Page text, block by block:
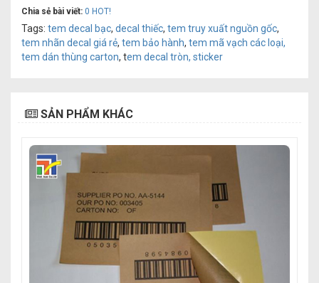
Chia sẻ bài viết: 0 HOT!
Tags: tem decal bạc, decal thiếc, tem truy xuất nguồn gốc,
tem nhãn decal giá rẻ, tem bảo hành, tem mã vạch các loại,
tem dán thùng carton, tem decal tròn, sticker
SẢN PHẨM KHÁC